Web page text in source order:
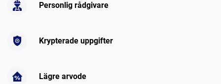
Personlig rådgivare
Krypterade uppgifter
Lägre arvode